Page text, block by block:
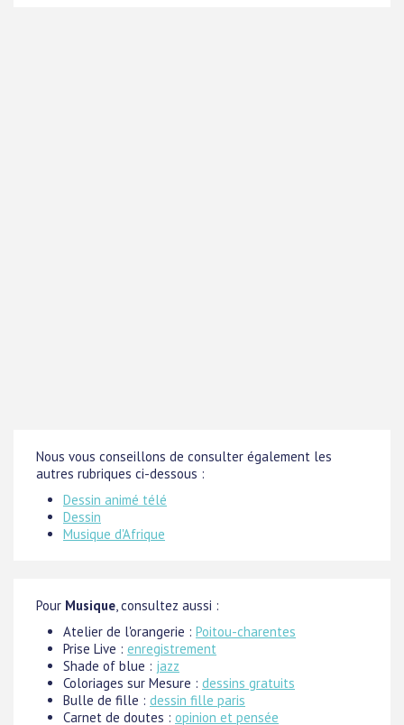
Nous vous conseillons de consulter également les
autres rubriques ci-dessous :
Dessin animé télé
Dessin
Musique d'Afrique
Pour Musique, consultez aussi :
Atelier de l'orangerie : Poitou-charentes
Prise Live : enregistrement
Shade of blue : jazz
Coloriages sur Mesure : dessins gratuits
Bulle de fille : dessin fille paris
Carnet de doutes : opinion et pensée